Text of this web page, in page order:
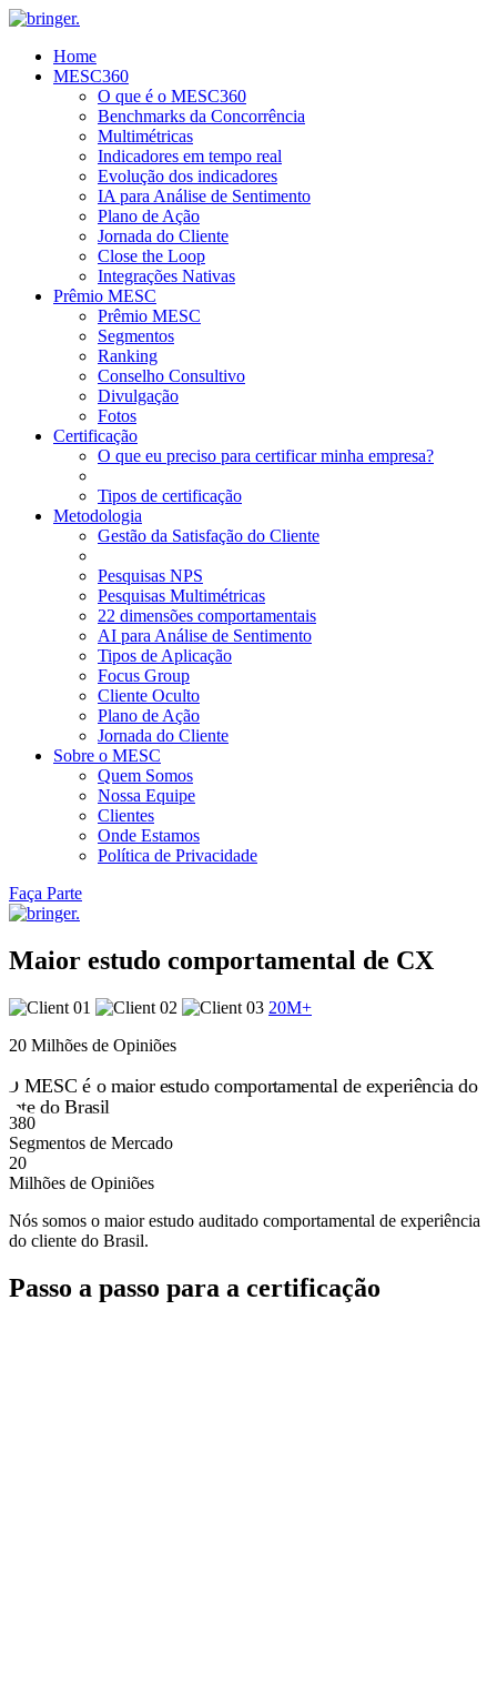
Home
MESC360
O que é o MESC360
Benchmarks da Concorrência
Multimétricas
Indicadores em tempo real
Evolução dos indicadores
IA para Análise de Sentimento
Plano de Ação
Jornada do Cliente
Close the Loop
Integrações Nativas
Prêmio MESC
Prêmio MESC
Segmentos
Ranking
Conselho Consultivo
Divulgação
Fotos
Certificação
O que eu preciso para certificar minha empresa?
Tipos de certificação
Metodologia
Gestão da Satisfação do Cliente
Pesquisas NPS
Pesquisas Multimétricas
22 dimensões comportamentais
AI para Análise de Sentimento
Tipos de Aplicação
Focus Group
Cliente Oculto
Plano de Ação
Jornada do Cliente
Sobre o MESC
Quem Somos
Nossa Equipe
Clientes
Onde Estamos
Política de Privacidade
Faça Parte
Maior estudo comportamental de CX
20M+
20 Milhões de Opiniões
380
Segmentos de Mercado
20
Milhões de Opiniões
Nós somos o maior estudo auditado comportamental de experiência
do cliente do Brasil.
Passo a passo para a certificação